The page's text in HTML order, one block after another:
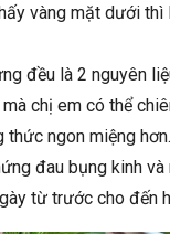
vàng mặt dưới thì
đều là 2 nguyên
chị em có thể
thức ngon miệng hơn.
đau bụng kinh và
từ trước cho đến